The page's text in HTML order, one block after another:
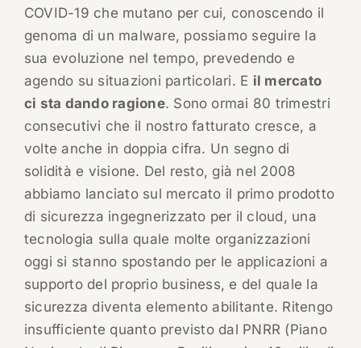
COVID-19 che mutano per cui, conoscendo il
genoma di un malware, possiamo seguire la
sua evoluzione nel tempo, prevedendo e
agendo su situazioni particolari. E il mercato
ci sta dando ragione. Sono ormai 80 trimestri
consecutivi che il nostro fatturato cresce, a
volte anche in doppia cifra. Un segno di
solidità e visione. Del resto, già nel 2008
abbiamo lanciato sul mercato il primo prodotto
di sicurezza ingegnerizzato per il cloud, una
tecnologia sulla quale molte organizzazioni
oggi si stanno spostando per le applicazioni a
supporto del proprio business, e del quale la
sicurezza diventa elemento abilitante. Ritengo
insufficiente quanto previsto dal PNRR (Piano